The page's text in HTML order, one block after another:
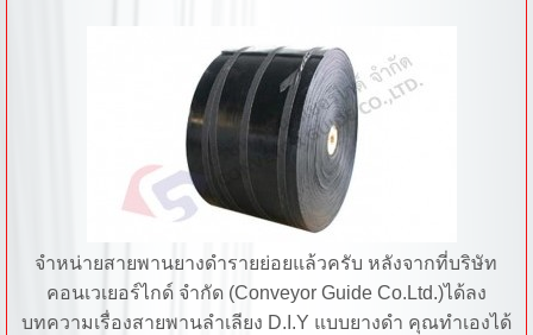
จำหน่ายสายพานยางดำรายย่อยแล้วครับ หลังจากที่บริษัท
คอนเวเยอร์ไกด์ จำกัด (Conveyor Guide Co.Ltd.)ได้ลง
บทความเรื่องสายพานลำเลียง D.I.Y แบบยางดำ คุณทำเองได้